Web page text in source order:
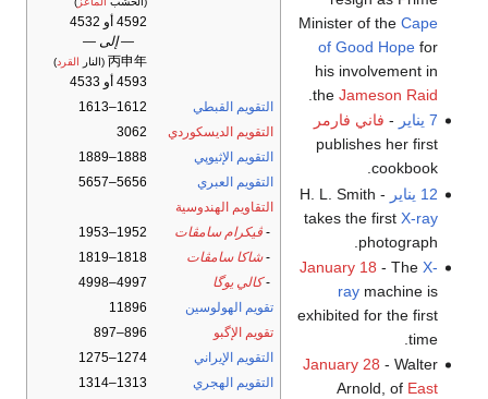
4592 أو 4532
— إلى —
丙申年 (النار القرد)
4593 أو 4533
التقويم القبطي
1612–1613
التقويم الديسكوردي
3062
التقويم الإثيوپي
1888–1889
التقويم العبري
5656–5657
التقاويم الهندوسية
- ڤيكرام سامڤات
1952–1953
-شاكا سامڤات
1818–1819
-كالي يوگا
4997–4998
تقويم الهولوسين
11896
تقويم الإگبو
896–897
التقويم الإيراني
1274–1275
التقويم الهجري
1313–1314
Minister of the Cape
of Good Hopefor
his involvement in
the Jameson Raid
7 يناير
- فاني فارمر
publishes her first
cookbook.
12 يناير
- H. L. Smith
takes the first X-ray
photograph.
January 18 - The X-
raymachine is
exhibited for the first
time.
January 28 - Walter
Arnold, of East